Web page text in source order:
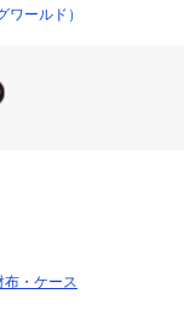
ールド）
布・ケース